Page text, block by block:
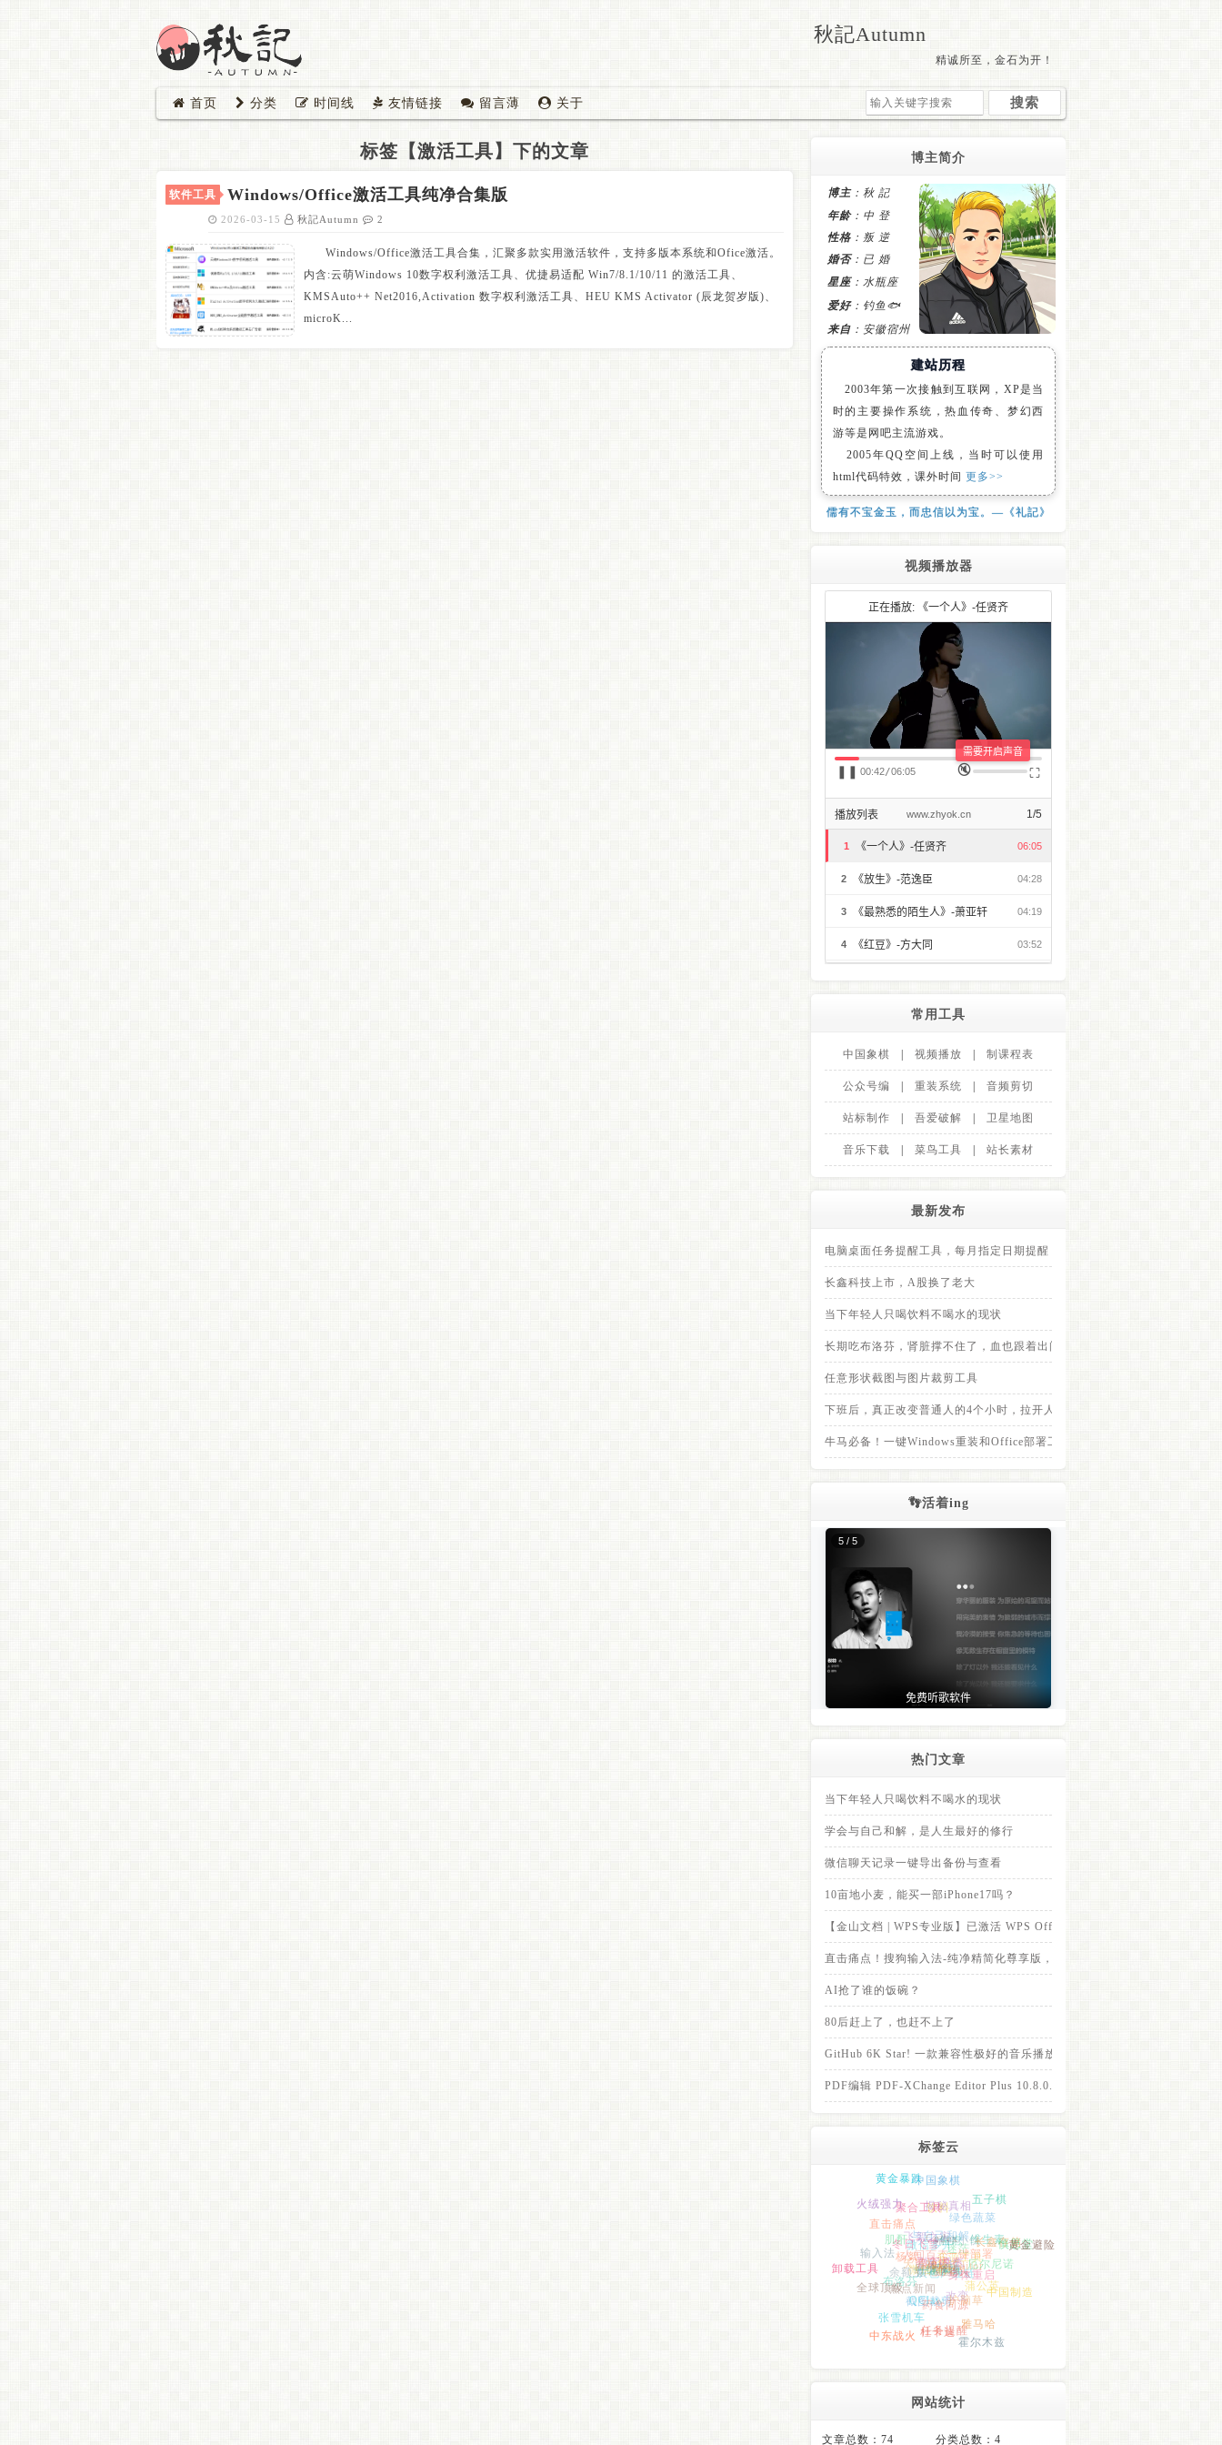
秋記Autumn
精诚所至，金石为开！
首页 分类 时间线 友情链接 留言薄 关于
标签【激活工具】下的文章
软件工具 Windows/Office激活工具纯净合集版
2026-03-15 秋記Autumn 2
Windows/Office激活工具合集，汇聚多款实用激活软件，支持多版本系统和Ofice激活。
内含:云萌Windows 10数字权利激活工具、优捷易适配 Win7/8.1/10/11 的激活工具、
KMSAuto++ Net2016,Activation 数字权利激活工具、HEU KMS Activator (辰龙贺岁版)、
microK...
博主简介
博主：秋 記
年龄：中 登
性格 ：叛 逆
婚否：已 婚
星座：水瓶座
爱好：钓鱼🐟
来自 ：安徽宿州
建站历程
2003年第一次接触到互联网，XP是当
时的主要操作系统，热血传奇、梦幻西
游等是网吧主流游戏。
2005年QQ空间上线，当时可以使用
html代码特效，课外时间 更多>>
儒有不宝金玉，而忠信以为宝。—《礼記》
视频播放器
常用工具
中国象棋 视频播放 制课程表
公众号编 重装系统 音频剪切
站标制作 吾爱破解 卫星地图
音乐下载 菜鸟工具 站长素材
最新发布
电脑桌面任务提醒工具，每月指定日期提醒
长鑫科技上市，A股换了老大
当下年轻人只喝饮料不喝水的现状
长期吃布洛芬，肾脏撑不住了，血也跟着出问题
任意形状截图与图片裁剪工具
下班后，真正改变普通人的4个小时，拉开人与人之间差距的，不是上班8小
牛马必备！一键Windows重装和Office部署工具，装完免登录
👣活着ing
热门文章
当下年轻人只喝饮料不喝水的现状
学会与自己和解，是人生最好的修行
微信聊天记录一键导出备份与查看
10亩地小麦，能买一部iPhone17吗？
【金山文档 | WPS专业版】已激活 WPS Office Pro，里面内置的永久激活
直击痛点！搜狗输入法-纯净精简化尊享版，全面拦截各类弹窗广告
AI抢了谁的饭碗？
80后赶上了，也赶不上了
GitHub 6K Star! 一款兼容性极好的音乐播放器！
PDF编辑 PDF-XChange Editor Plus 10.8.0.405 免装便携版
标签云
任务提醒
长鑫存储
饮料
肌酐
布洛芬
截图裁剪改变
身体重启
一键部署
精神小伙
Codex
微信多开
人间百态
天涯社区
微信聊天
一键备份
酒瘾
真心话
鼓起勇气
教育内卷
80后
房价飞涨
情感困局
灰色产业链
崩老头
PixiEditor
开源工具
迷茫
焦虑
与自己和解
飞絮之灾
冬日飞雪
杨絮
余额宝
热点新闻
QClaw
药食同源
护脑草
蒲公英
厄尔尼诺
维生素
绿色蔬菜
揭秘真相
聚合工具
直击痛点
输入法
全球顶级
张雪机车
杜卡迪
雅马哈
中国制造
慎思堂
五子棋
中国象棋
火绒强力
卸载工具
中东战火
霍尔木兹
黄金避险
黄金暴跌
网站统计
文章总数：74 分类总数：4